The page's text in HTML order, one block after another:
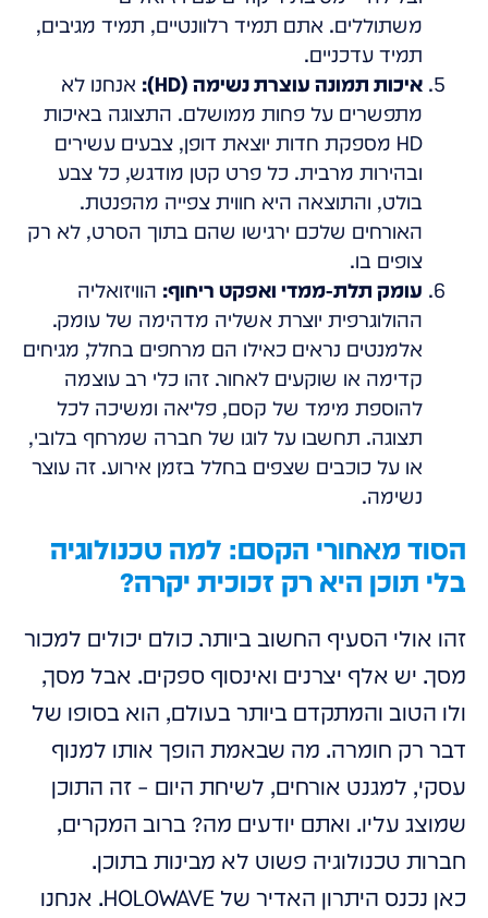
משתוללים. אתם תמיד רלוונטיים, תמיד מגיבים,
תמיד עדכניים.
איכות תמונה עוצרת נשימה (HD):
אנחנו לא
מתפשרים על פחות ממושלם. התצוגה באיכות
HD מספקת חדות יוצאת דופן, צבעים עשירים
ובהירות מרבית. כל פרט קטן מודגש, כל צבע
בולט, והתוצאה היא חווית צפייה מהפנטת.
האורחים שלכם ירגישו שהם בתוך הסרט, לא רק
צופים בו.
עומק תלת-ממדי ואפקט ריחוף: הוויזואליה
ההולוגרפית יוצרת אשליה מדהימה של עומק.
אלמנטים נראים כאילו הם מרחפים בחלל, מגיחים
קדימה או שוקעים לאחור. זהו כלי רב עוצמה
להוספת מימד של קסם, פליאה ומשיכה לכל
תצוגה. תחשבו על לוגו של חברה שמרחף בלובי,
או על כוכבים שצפים בחלל בזמן אירוע. זה עוצר
נשימה.
הסוד מאחורי הקסם: למה טכנולוגיה
בלי תוכן היא רק זכוכית יקרה?
זהו אולי הסעיף החשוב ביותר. כולם יכולים למכור
מסך. יש אלף יצרנים ואינסוף ספקים. אבל מסך,
ולו הטוב והמתקדם ביותר בעולם, הוא בסופו של
דבר רק חומרה. מה שבאמת הופך אותו למנוף
עסקי, למגנט אורחים, לשיחת היום – זה התוכן
שמוצג עליו. ואתם יודעים מה? ברוב המקרים,
חברות טכנולוגיה פשוט לא מבינות בתוכן.
כאן נכנס היתרון האדיר של HOLOWAVE. אנחנו